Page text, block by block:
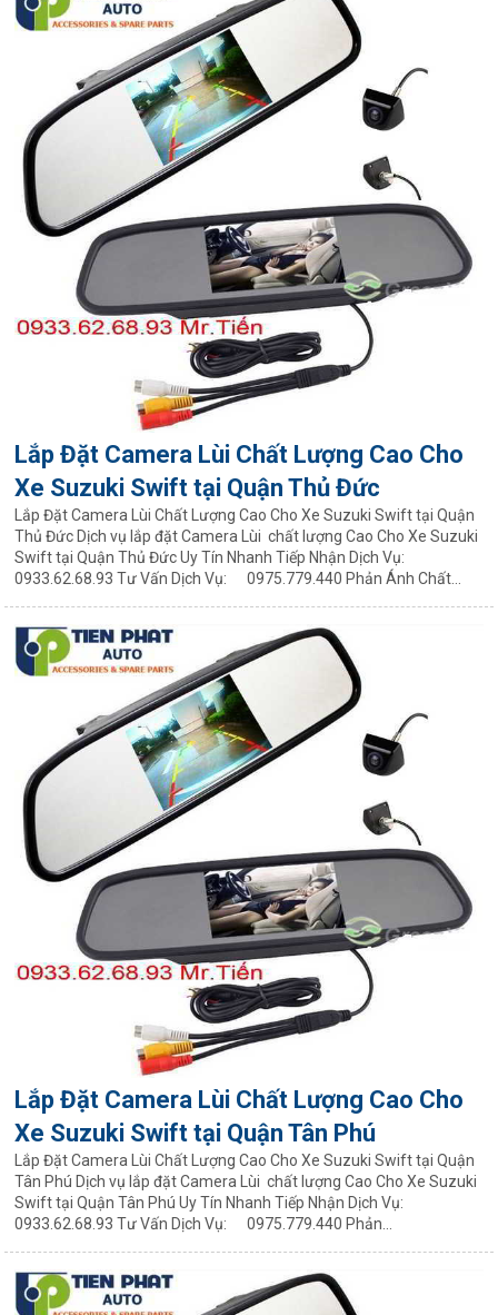
Lắp Đặt Camera Lùi Chất Lượng Cao Cho
Xe Suzuki Swift tại Quận Thủ Đức
Lắp Đặt Camera Lùi Chất Lượng Cao Cho Xe Suzuki Swift tại Quận
Thủ Đức Dịch vụ lắp đặt Camera Lùi chất lượng Cao Cho Xe Suzuki
Swift tại Quận Thủ Đức Uy Tín Nhanh Tiếp Nhận Dịch Vụ:
0933.62.68.93 Tư Vấn Dịch Vụ: 0975.779.440 Phản Ánh Chất...
Lắp Đặt Camera Lùi Chất Lượng Cao Cho
Xe Suzuki Swift tại Quận Tân Phú
Lắp Đặt Camera Lùi Chất Lượng Cao Cho Xe Suzuki Swift tại Quận
Tân Phú Dịch vụ lắp đặt Camera Lùi chất lượng Cao Cho Xe Suzuki
Swift tại Quận Tân Phú Uy Tín Nhanh Tiếp Nhận Dịch Vụ:
0933.62.68.93 Tư Vấn Dịch Vụ: 0975.779.440 Phản...